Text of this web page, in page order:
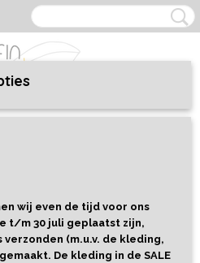
wij even de tijd voor ons
t/m 30 juli geplaatst zijn,
(m.u.v. de kleding,
De kleding in de SALE